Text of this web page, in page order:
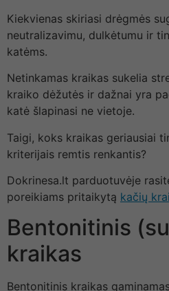
Kiekvienas skiriasi drėgmės
neutralizavimu, dulkėtumu ir
katėms.
Netinkamas kraikas sukelia
kraiko dėžutės ir dažnai yra
katė šlapinasi ne vietoje.
Taigi, koks kraikas geriausiai
kriterijais remtis renkantis?
Dokrinesa.lt parduotuvėje
poreikiams pritaikytą kačių
Bentonitinis
kraikas
Bentonitinis kraikas